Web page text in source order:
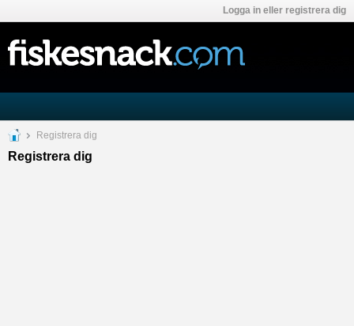
Logga in eller registrera dig
Registrera dig
Registrera dig